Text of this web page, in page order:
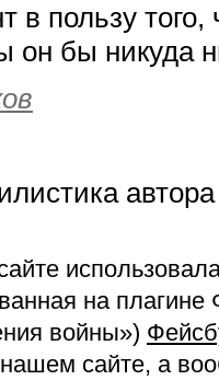
в пользу того,
он бы никуда
на
войны»)
сайте, а